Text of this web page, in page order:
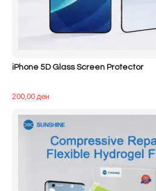
iPhone 5D Glass Screen Protector
200,00ден